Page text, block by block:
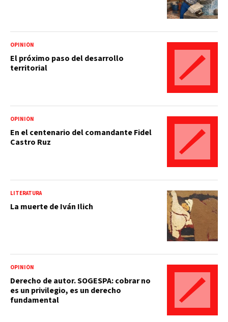
OPINIÓN
El próximo paso del desarrollo
territorial
OPINIÓN
En el centenario del comandante Fidel
Castro Ruz
LITERATURA
La muerte de Iván Ilich
OPINIÓN
Derecho de autor. SOGESPA: cobrar no
es un privilegio, es un derecho
fundamental